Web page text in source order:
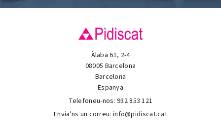
Àlaba 61, 2-4
08005 Barcelona
Barcelona
Espanya
Telefoneu-nos:932 853 121
Envia'ns un correu: info@pidiscat.cat